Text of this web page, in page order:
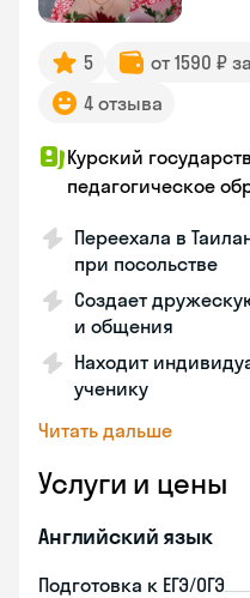
5 от 1590 ₽
4 отзыва
Курский
педагогическое
Переехала в
при посольстве
Создает
и общения
Находит
ученику
Читать дальше
Услуги и цены
Английский язык
Подготовка к ЕГЭ/ОГЭ